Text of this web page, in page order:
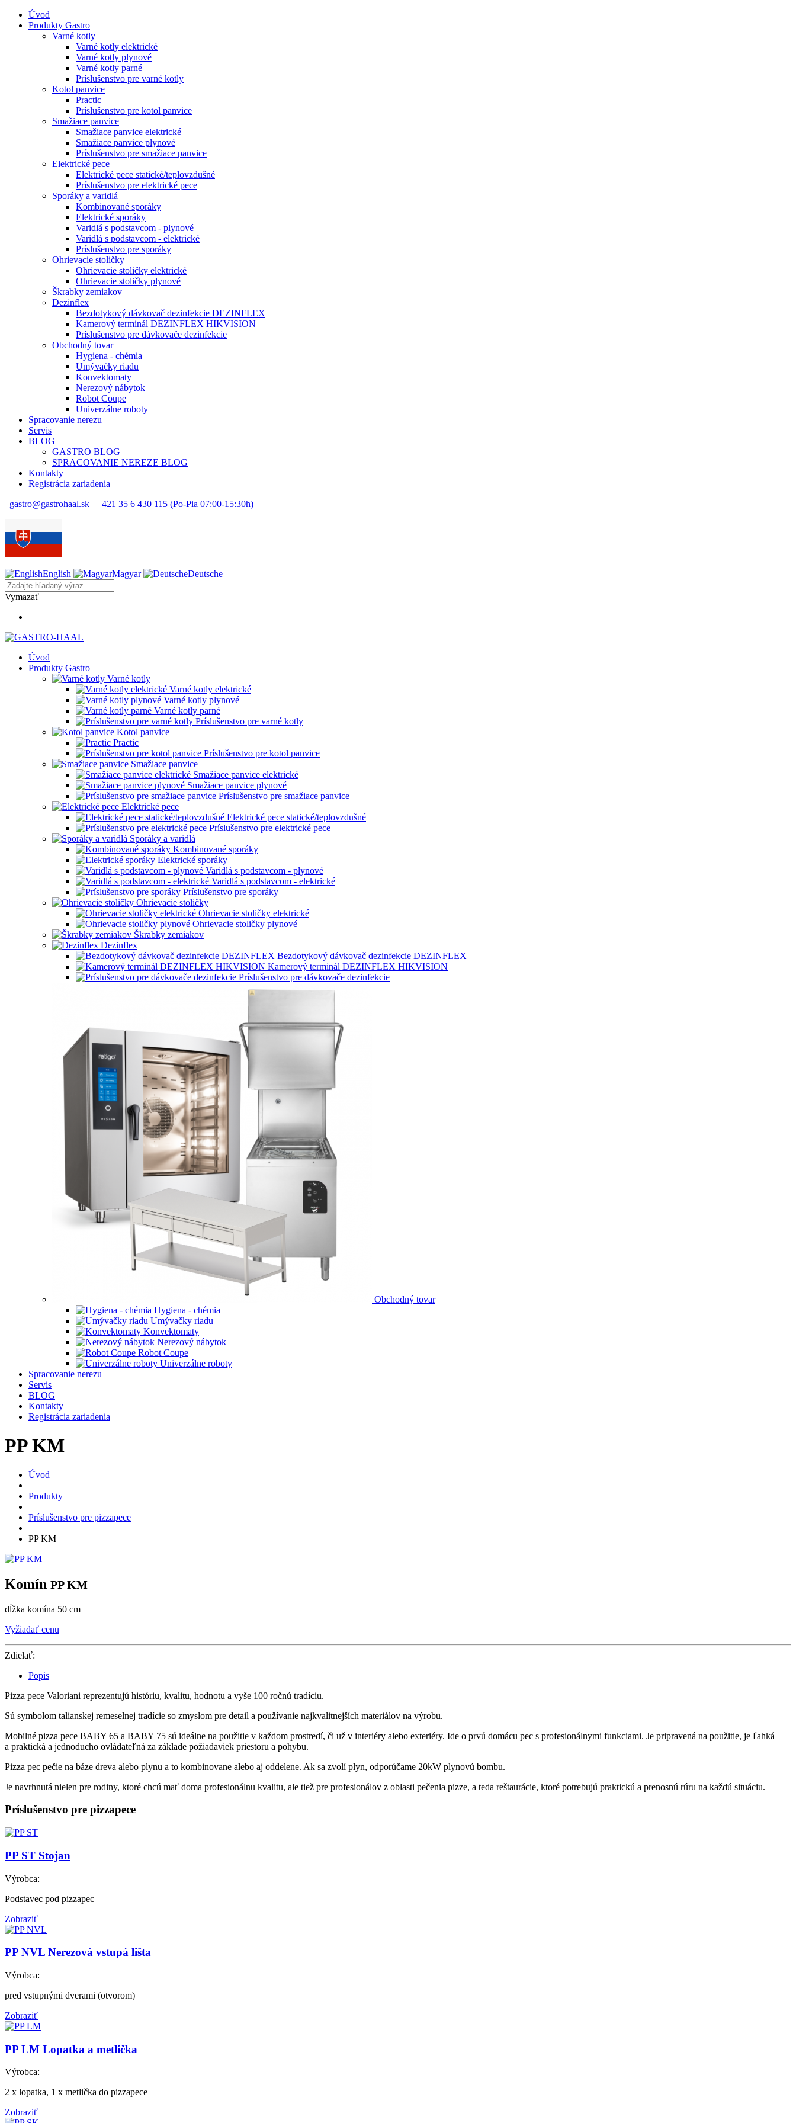
Úvod
Produkty Gastro
Varné kotly
Varné kotly elektrické
Varné kotly plynové
Varné kotly parné
Príslušenstvo pre varné kotly
Kotol panvice
Practic
Príslušenstvo pre kotol panvice
Smažiace panvice
Smažiace panvice elektrické
Smažiace panvice plynové
Príslušenstvo pre smažiace panvice
Elektrické pece
Elektrické pece statické/teplovzdušné
Príslušenstvo pre elektrické pece
Sporáky a varidlá
Kombinované sporáky
Elektrické sporáky
Varidlá s podstavcom - plynové
Varidlá s podstavcom - elektrické
Príslušenstvo pre sporáky
Ohrievacie stoličky
Ohrievacie stoličky elektrické
Ohrievacie stoličky plynové
Škrabky zemiakov
Dezinflex
Bezdotykový dávkovač dezinfekcie DEZINFLEX
Kamerový terminál DEZINFLEX HIKVISION
Príslušenstvo pre dávkovače dezinfekcie
Obchodný tovar
Hygiena - chémia
Umývačky riadu
Konvektomaty
Nerezový nábytok
Robot Coupe
Univerzálne roboty
Spracovanie nerezu
Servis
BLOG
GASTRO BLOG
SPRACOVANIE NEREZE BLOG
Kontakty
Registrácia zariadenia
gastro@gastrohaal.sk
+421 35 6 430 115 (Po-Pia 07:00-15:30h)
English Magyar Deutsche
Vymazať
Úvod
Produkty Gastro
Varné kotly
Varné kotly elektrické
Varné kotly plynové
Varné kotly parné
Príslušenstvo pre varné kotly
Kotol panvice
Practic
Príslušenstvo pre kotol panvice
Smažiace panvice
Smažiace panvice elektrické
Smažiace panvice plynové
Príslušenstvo pre smažiace panvice
Elektrické pece
Elektrické pece statické/teplovzdušné
Príslušenstvo pre elektrické pece
Sporáky a varidlá
Kombinované sporáky
Elektrické sporáky
Varidlá s podstavcom - plynové
Varidlá s podstavcom - elektrické
Príslušenstvo pre sporáky
Ohrievacie stoličky
Ohrievacie stoličky elektrické
Ohrievacie stoličky plynové
Škrabky zemiakov
Dezinflex
Bezdotykový dávkovač dezinfekcie DEZINFLEX
Kamerový terminál DEZINFLEX HIKVISION
Príslušenstvo pre dávkovače dezinfekcie
Obchodný tovar
Hygiena - chémia
Umývačky riadu
Konvektomaty
Nerezový nábytok
Robot Coupe
Univerzálne roboty
Spracovanie nerezu
Servis
BLOG
Kontakty
Registrácia zariadenia
PP KM
Úvod
Produkty
Príslušenstvo pre pizzapece
PP KM
Komín PP KM
dĺžka komína 50 cm
Vyžiadať cenu
Zdielať:
Popis
Pizza pece Valoriani reprezentujú históriu, kvalitu, hodnotu a vyše 100 ročnú tradíciu.
Sú symbolom talianskej remeselnej tradície so zmyslom pre detail a používanie najkvalitnejších materiálov na výrobu.
Mobilné pizza pece BABY 65 a BABY 75 sú ideálne na použitie v každom prostredí, či už v interiéry alebo exteriéry. Ide o prvú domácu pec s profesionálnymi funkciami. Je pripravená na použitie, je ľahká
a praktická a jednoducho ovládateľná za základe požiadaviek priestoru a pohybu.
Pizza pec pečie na báze dreva alebo plynu a to kombinovane alebo aj oddelene. Ak sa zvolí plyn, odporúčame 20kW plynovú bombu.
Je navrhnutá nielen pre rodiny, ktoré chcú mať doma profesionálnu kvalitu, ale tiež pre profesionálov z oblasti pečenia pizze, a teda reštaurácie, ktoré potrebujú praktickú a prenosnú rúru na každú situáciu.
Príslušenstvo pre pizzapece
PP ST Stojan
Výrobca:
Podstavec pod pizzapec
Zobraziť
PP NVL Nerezová vstupá lišta
Výrobca:
pred vstupnými dverami (otvorom)
Zobraziť
PP LM Lopatka a metlička
Výrobca:
2 x lopatka, 1 x metlička do pizzapece
Zobraziť